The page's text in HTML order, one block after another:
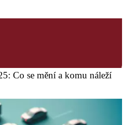
Co se mění a komu náleží